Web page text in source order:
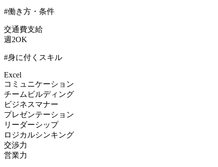
#働き方・条件
交通費支給
週2OK
#身に付くスキル
Excel
コミュニケーション
チームビルディング
ビジネスマナー
プレゼンテーション
リーダーシップ
ロジカルシンキング
交渉力
営業力